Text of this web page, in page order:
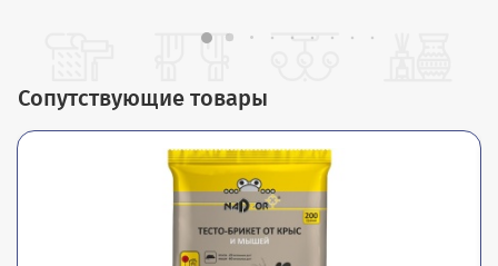
Сопутствующие товары